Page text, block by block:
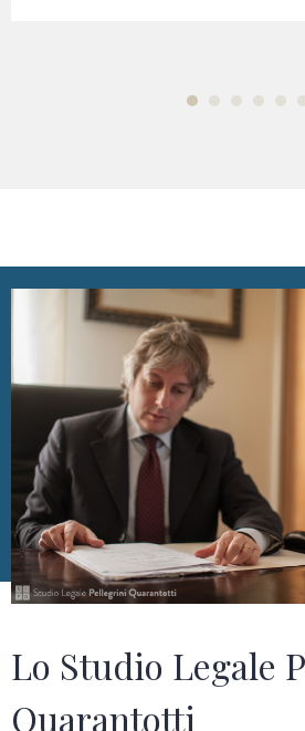
Lo Studio Legale
Quarantotti